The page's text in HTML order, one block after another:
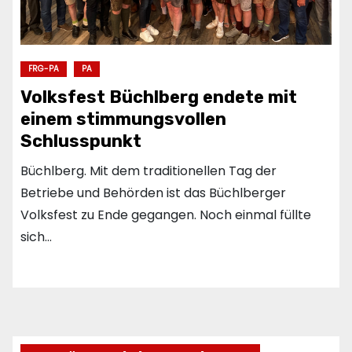
FRG-PA PA
Volksfest Büchlberg endete mit
einem stimmungsvollen
Schlusspunkt
Büchlberg. Mit dem traditionellen Tag der
Betriebe und Behörden ist das Büchlberger
Volksfest zu Ende gegangen. Noch einmal füllte
sich…